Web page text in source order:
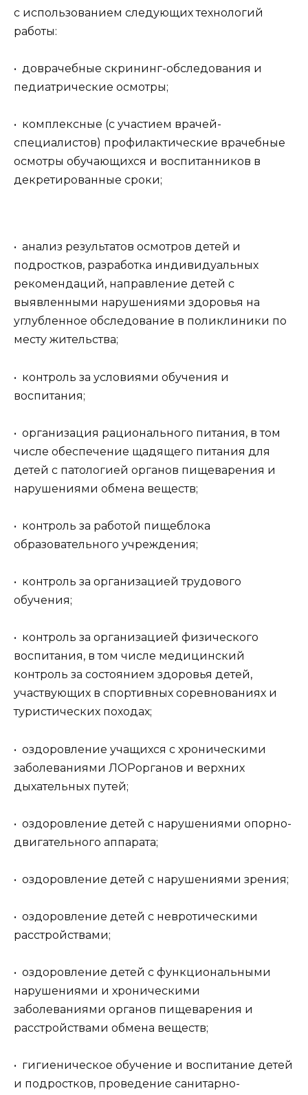
с использованием следующих технологий
работы:
• доврачебные скрининг-обследования и
педиатрические осмотры;
• комплексные (с участием врачей-
специалистов) профилактические врачебные
осмотры обучающихся и воспитанников в
декретированные сроки;
• анализ результатов осмотров детей и
подростков, разработка индивидуальных
рекомендаций, направление детей с
выявленными нарушениями здоровья на
углубленное обследование в поликлиники по
месту жительства;
• контроль за условиями обучения и
воспитания;
• организация рационального питания, в том
числе обеспечение щадящего питания для
детей с патологией органов пищеварения и
нарушениями обмена веществ;
• контроль за работой пищеблока
образовательного учреждения;
• контроль за организацией трудового
обучения;
• контроль за организацией физического
воспитания, в том числе медицинский
контроль за состоянием здоровья детей,
участвующих в спортивных соревнованиях и
туристических походах;
• оздоровление учащихся с хроническими
заболеваниями ЛОРорганов и верхних
дыхательных путей;
• оздоровление детей с нарушениями опорно-
двигательного аппарата;
• оздоровление детей с нарушениями зрения;
• оздоровление детей с невротическими
расстройствами;
• оздоровление детей с функциональными
нарушениями и хроническими
заболеваниями органов пищеварения и
расстройствами обмена веществ;
• гигиеническое обучение и воспитание детей
и подростков, проведение санитарно-